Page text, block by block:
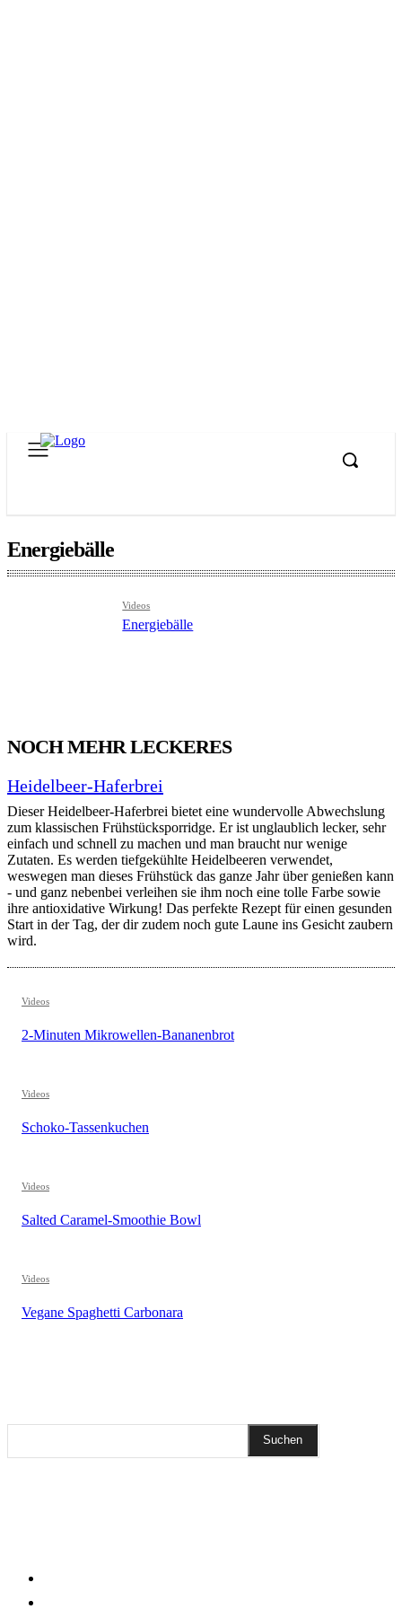
Energiebälle
Videos
Energiebälle
NOCH MEHR LECKERES
Heidelbeer-Haferbrei
Dieser Heidelbeer-Haferbrei bietet eine wundervolle Abwechslung
zum klassischen Frühstücksporridge. Er ist unglaublich lecker, sehr
einfach und schnell zu machen und man braucht nur wenige
Zutaten. Es werden tiefgekühlte Heidelbeeren verwendet,
weswegen man dieses Frühstück das ganze Jahr über genießen kann
- und ganz nebenbei verleihen sie ihm noch eine tolle Farbe sowie
ihre antioxidative Wirkung! Das perfekte Rezept für einen gesunden
Start in der Tag, der dir zudem noch gute Laune ins Gesicht zaubern
wird.
Videos
2-Minuten Mikrowellen-Bananenbrot
Videos
Schoko-Tassenkuchen
Videos
Salted Caramel-Smoothie Bowl
Videos
Vegane Spaghetti Carbonara
Suchen